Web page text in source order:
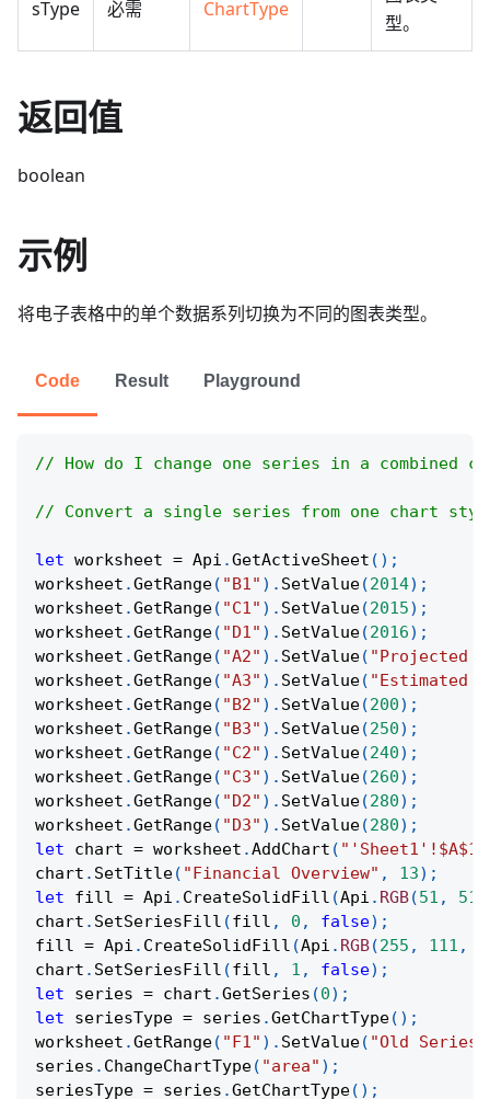
sType 必需 ChartType
型。
返回值
boolean
示例
将电子表格中的单个数据系列切换为不同的图表类型。
Code Result Playground
// How do I change one series in a combined
// Convert a single series from one chart
let worksheet = Api .GetActiveSheet ( ) ;
worksheet .GetRange( "B1" ) . SetValue(2014) ;
worksheet .GetRange( "C1" ) . SetValue(2015) ;
worksheet .GetRange( "D1" ) . SetValue(2016) ;
worksheet .GetRange( "A2" ) . SetValue( "Projected
worksheet .GetRange( "A3" ) . SetValue( "Estimated
worksheet .GetRange( "B2" ) . SetValue(200) ;
worksheet .GetRange( "B3" ) . SetValue(250) ;
worksheet .GetRange( "C2" ) . SetValue(240) ;
worksheet .GetRange( "C3" ) . SetValue(260) ;
worksheet .GetRange( "D2" ) . SetValue(280) ;
worksheet .GetRange( "D3" ) . SetValue(280) ;
let chart = worksheet .AddChart (
chart . SetTitle( "Financial Overview" , 13) ;
let fill = Api . CreateSolidFill (Api . RGB(51 , 51
chart . SetSeriesFill (fill , 0 , false) ;
fill = Api . CreateSolidFill (Api . RGB(255 , 111 ,
chart . SetSeriesFill (fill , 1 , false) ;
let series = chart .GetSeries (0) ;
let seriesType = series .GetChartType( ) ;
worksheet .GetRange( "F1" ) . SetValue( "Old Series
series . ChangeChartType( "area" ) ;
seriesType = series .GetChartType( ) ;